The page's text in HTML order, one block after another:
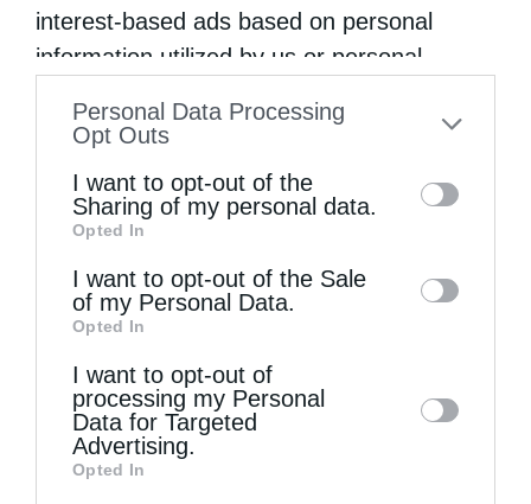
interest-based ads based on personal
information utilized by us or personal
to your opt-out. You may separately opt-out
information by third parties on the IAB’s list
of downstream participants. This
information may also be disclosed by us to
third parties on theIAB’s List of
Downstream Participants
disclose it to other third parties.
Personal Data Processing
Opt Outs
I want to opt-out of the
Sharing of my personal data.
Opted In
I want to opt-out of the Sale
of my Personal Data.
Opted In
I want to opt-out of
processing my Personal
Data for Targeted
Advertising.
Opted In